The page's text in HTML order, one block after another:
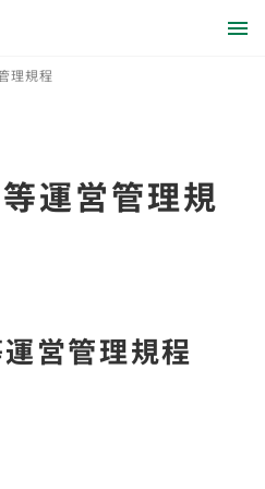
理規程
運営管理規
営管理規程